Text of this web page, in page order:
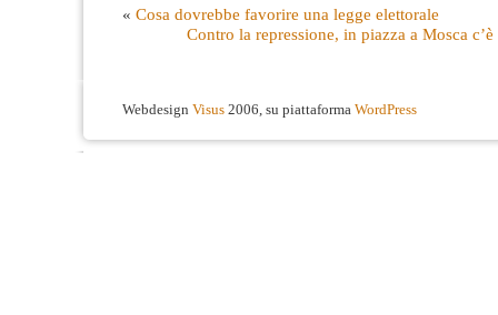
« Cosa dovrebbe favorire una legge elettorale
Contro la repressione, in piazza a Mosca
Webdesign Visus 2006, su piattaforma WordPress